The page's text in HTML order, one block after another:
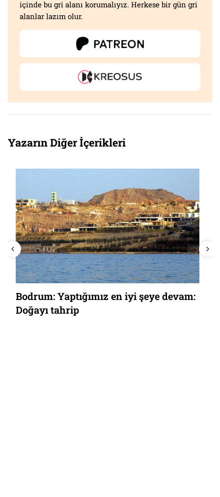
içinde bu gri alanı korumalıyız. Herkese bir gün gri
alanlar lazım olur.
Yazarın Diğer İçerikleri
Bodrum: Yaptığımız en iyi şeye devam:
Doğayı tahrip